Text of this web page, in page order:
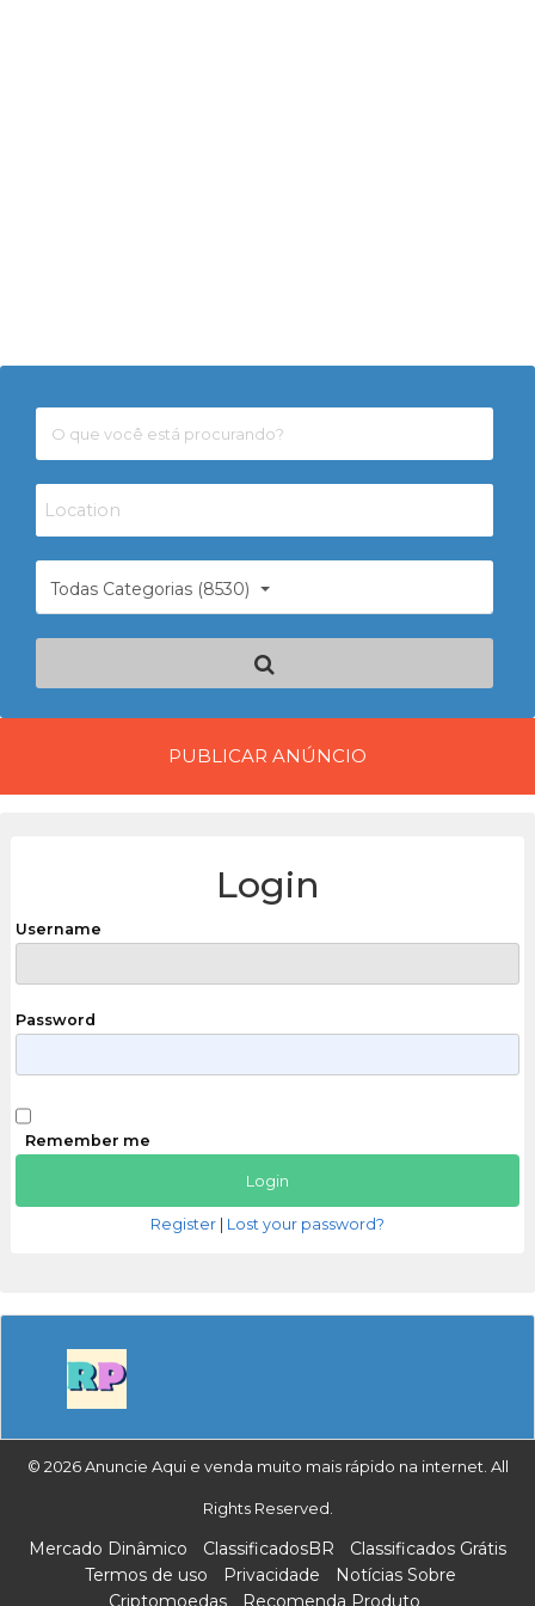
Todas Categorias (8530)
PUBLICAR ANÚNCIO
Login
Username
Password
Remember me
Register Lost your password?
© 2026 Anuncie Aqui e venda muito mais rápido na internet. All
Rights Reserved.
Mercado Dinâmico ClassificadosBR
Classificados Grátis
Termos de uso
Privacidade
Notícias Sobre
Criptomoedas
Recomenda Produto